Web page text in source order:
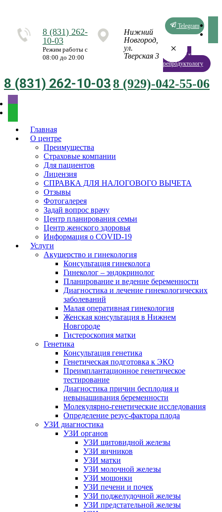
8 (831) 262-
10-03
Режим работы с
08:00 до 20:00
Нижний
Новгород,
ул.
Тверская 3
Telegram
Запись к
репродуктологу
8 (831) 262-10-038 (929)-042-55-06
Главная
О центре
Преимущества
Страховые компании
Для пациентов
Лицензия
СПРАВКА ДЛЯ НАЛОГОВОГО ВЫЧЕТА
Отзывы
Фотогалерея
Задай вопрос врачу
Центр планирования семьи
Центр женского здоровья
Информация о COVID-19
Услуги
Акушерство и гинекология
Консультация гинеколога
Гинеколог – эндокринолог
Планирование и ведение беременности
Диагностика и лечение гинекологических
заболеваний
Малая оперативная гинекология
Женская консультация в Нижнем
Новгороде
Гистероскопия матки
Генетика
Консультация генетика
Генетическая подготовка к ЭКО
Преимплантационное генетическое
тестирование
Диагностика причин бесплодия и
невынашивания беременности
Молекулярно-генетические исследования
Определение резус-фактора плода
УЗИ диагностика
УЗИ органов
УЗИ щитовидной железы
УЗИ яичников
УЗИ матки
УЗИ молочной железы
УЗИ мошонки
УЗИ печени и почек
УЗИ поджелудочной железы
УЗИ предстательной железы
×
×
×
×
×
×
×
×